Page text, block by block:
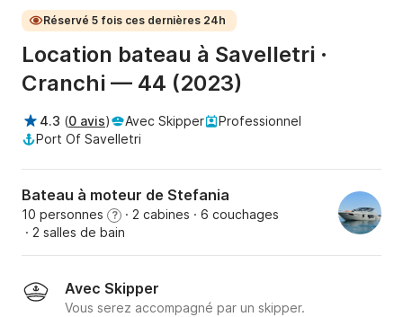
Réservé 5 fois ces dernières 24h
Location bateau à Savelletri ·
Cranchi — 44 (2023)
4.3 (0 avis) Avec Skipper
Professionnel
Port Of Savelletri
Bateau à moteur de Stefania
10 personnes ? · 2 cabines · 6 couchages
· 2 salles de bain
Avec Skipper
Vous serez accompagné par un skipper.